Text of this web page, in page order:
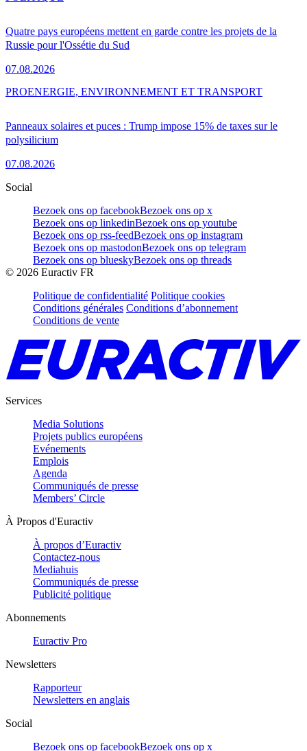
Quatre pays européens mettent en garde contre les projets de la
Russie pour l'Ossétie du Sud
07.08.2026
Panneaux solaires et puces : Trump impose 15% de taxes sur le
polysilicium
07.08.2026
PROENERGIE, ENVIRONNEMENT ET TRANSPORT
Social
Bezoek ons op facebookBezoek ons op x
Bezoek ons op linkedinBezoek ons op youtube
Bezoek ons op rss-feedBezoek ons op instagram
Bezoek ons op mastodonBezoek ons op telegram
Bezoek ons op blueskyBezoek ons op threads
© 2026 Euractiv FR
Politique de confidentialité Politique cookies
Conditions générales Conditions d’abonnement
Conditions de vente
Services
Media Solutions
Projets publics européens
Evénements
Emplois
Agenda
Communiqués de presse
Members’ Circle
À Propos d'Euractiv
À propos d’Euractiv
Contactez-nous
Mediahuis
Communiqués de presse
Publicité politique
Abonnements
Euractiv Pro
Newsletters
Rapporteur
Newsletters en anglais
Social
Bezoek ons op facebookBezoek ons op x